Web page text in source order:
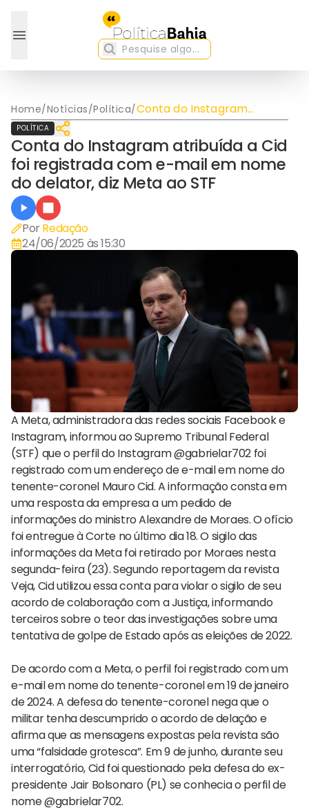
Home/Notícias/Política/Conta do Instagram
atribuída a Cid foi
registrada com e-mail em
nome do delator, diz Meta
ao STF
POLÍTICA
Conta do Instagram atribuída a Cid
foi registrada com e-mail em nome
do delator, diz Meta ao STF
Por Redação
24/06/2025 às 15:30
A Meta, administradora das redes sociais Facebook e
Instagram, informou ao Supremo Tribunal Federal
(STF) que o perfil do Instagram @gabrielar702 foi
registrado com um endereço de e-mail em nome do
tenente-coronel Mauro Cid. A informação consta em
uma resposta da empresa a um pedido de
informações do ministro Alexandre de Moraes. O ofício
foi entregue à Corte no último dia 18. O sigilo das
informações da Meta foi retirado por Moraes nesta
segunda-feira (23). Segundo reportagem da revista
Veja, Cid utilizou essa conta para violar o sigilo de seu
acordo de colaboração com a Justiça, informando
terceiros sobre o teor das investigações sobre uma
tentativa de golpe de Estado após as eleições de 2022.
De acordo com a Meta, o perfil foi registrado com um
e-mail em nome do tenente-coronel em 19 de janeiro
de 2024. A defesa do tenente-coronel nega que o
militar tenha descumprido o acordo de delação e
afirma que as mensagens expostas pela revista são
uma “falsidade grotesca”. Em 9 de junho, durante seu
interrogatório, Cid foi questionado pela defesa do ex-
presidente Jair Bolsonaro (PL) se conhecia o perfil de
nome @gabrielar702.